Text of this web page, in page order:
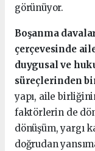
görünüyor.
Boşanma
çerçevesinde
duygusal ve
süreçlerinden
yapı, aile
faktörlerin de
dönüşüm, yargı
doğrudan